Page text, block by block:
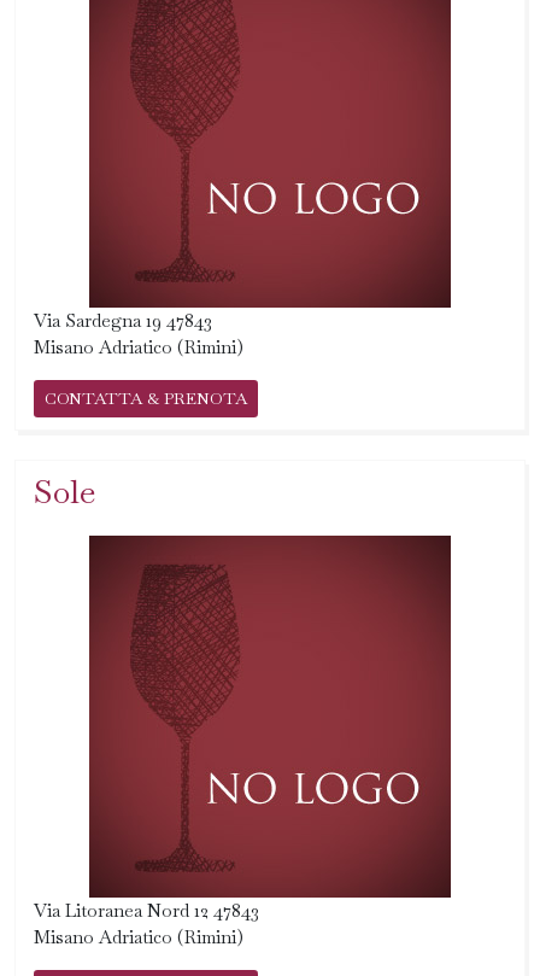
Via Sardegna 19 47843
Misano Adriatico (Rimini)
CONTATTA & PRENOTA
Sole
Via Litoranea Nord 12 47843
Misano Adriatico (Rimini)